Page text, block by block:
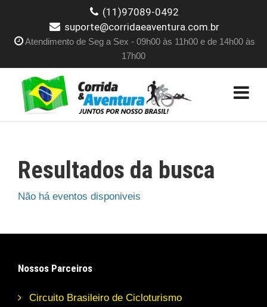
(11)97089-0492
suporte@corridaeaventura.com.br
Atendimento de Seg a Sex - 09h00 às 11h00 e de 14h00 às
17h00
Resultados da busca
Não há eventos disponiveis
Nossos Parceiros
Circuito Brasileiro de Cicloturismo